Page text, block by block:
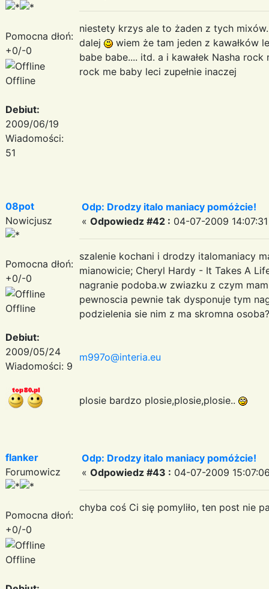
Pomocna dłoń:
+0/-0
Offline
Debiut:
2009/06/19
Wiadomości:
51
niestety krzys ale to żaden z tych
dalej
wiem że tam jeden z kawałków
babe babe.... itd. a i kawałek Nasha
rock me baby leci zupełnie inaczej
08pot
Nowicjusz
Pomocna dłoń:
+0/-0
Offline
Debiut:
2009/05/24
Wiadomości: 9
Odp: Drodzy italo maniacy pomóżcie!
« Odpowiedz #42 : 04-07-2009
szalenie kochani i drodzy italomaniacy
mianowicie; Cheryl Hardy - It Takes A
nagranie podoba.w zwiazku z czym
pewnoscia pewnie tak dysponuje tym
podzielenia sie nim z ma skromna osoba?
m997o@interia.eu
plosie bardzo plosie,plosie,plosie..
flanker
Forumowicz
Pomocna dłoń:
+0/-0
Offline
Odp: Drodzy italo maniacy pomóżcie!
« Odpowiedz #43 : 04-07-2009
chyba coś Ci się pomyliło, ten post nie